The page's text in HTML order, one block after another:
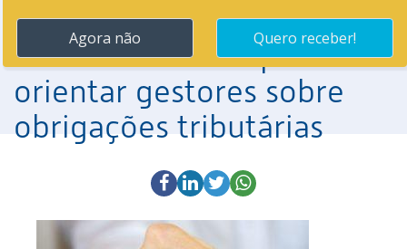
Aprece e Receita Federal
realizam reunião para
orientar gestores sobre
obrigações tributárias